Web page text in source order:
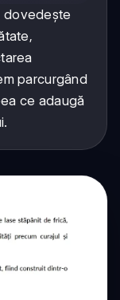
dovedește
parcurgând
ce adaugă